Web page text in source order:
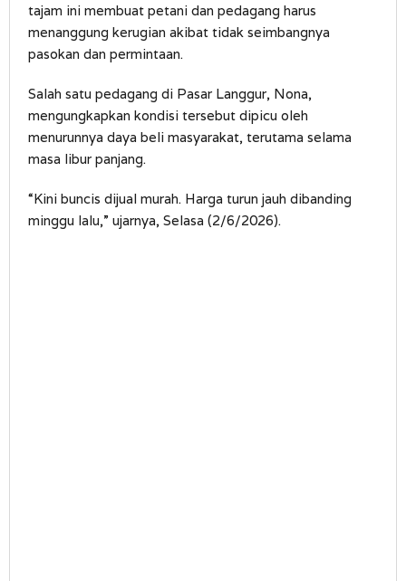
tajam ini membuat petani dan pedagang harus
menanggung kerugian akibat tidak seimbangnya
pasokan dan permintaan.
Salah satu pedagang di Pasar Langgur, Nona,
mengungkapkan kondisi tersebut dipicu oleh
menurunnya daya beli masyarakat, terutama selama
masa libur panjang.
“Kini buncis dijual murah. Harga turun jauh dibanding
minggu lalu,” ujarnya, Selasa (2/6/2026).